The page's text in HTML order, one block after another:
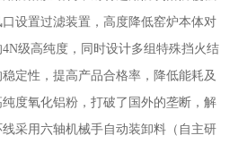
设置过滤装置，高度降低窑炉本体对
级高纯度，同时设计多组特殊挡火结
定性，提高产品合格率，降低能耗及
度氧化铝粉，打破了国外的垄断，解
采用六轴机械手自动装卸料（自主研